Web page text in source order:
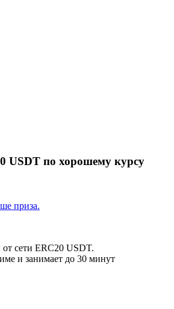
USDT по хорошему курсу
приза.
сети ERC20 USDT.
и занимает до 30 минут